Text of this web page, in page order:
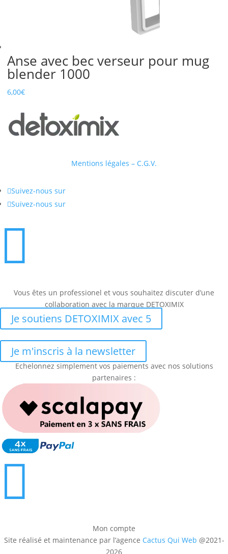
Anse avec bec verseur pour mug
blender 1000
6,00€
Mentions légales – C.G.V.
Suivez-nous sur
Suivez-nous sur

Vous êtes un professionel et vous souhaitez discuter d’une
collaboration avec la marque DETOXIMIX
Je soutiens DETOXIMIX avec 5
Je m'inscris à la newsletter
Echelonnez simplement vos paiements avec nos solutions
partenaires :

Mon compte
Site réalisé et maintenance par l’agence Cactus Qui Web @2021-
2026